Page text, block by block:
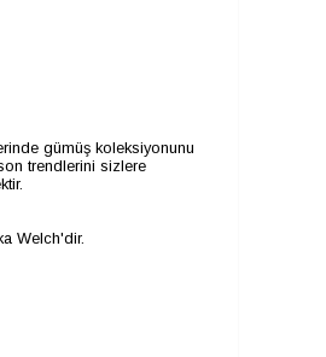
gümüş koleksiyonunu
trendlerini sizlere
Welch'dir.